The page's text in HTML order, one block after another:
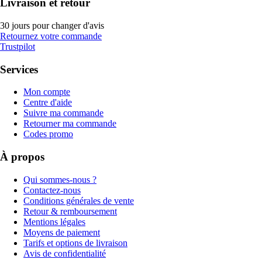
Livraison et retour
30 jours pour changer d'avis
Retournez votre commande
Trustpilot
Services
Mon compte
Centre d'aide
Suivre ma commande
Retourner ma commande
Codes promo
À propos
Qui sommes-nous ?
Contactez-nous
Conditions générales de vente
Retour & remboursement
Mentions légales
Moyens de paiement
Tarifs et options de livraison
Avis de confidentialité